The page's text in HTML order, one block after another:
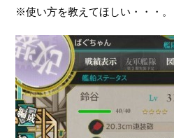
※使い方を教えてほしい・・・。